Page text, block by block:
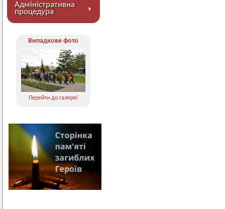
Адміністративна
процедура
Випадкове фото
Перейти до галереї